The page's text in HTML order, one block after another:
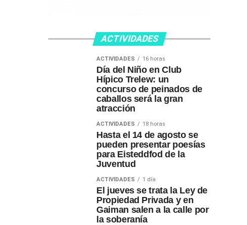
ACTIVIDADES
ACTIVIDADES 16 horas
Día del Niño en Club
Hípico Trelew: un
concurso de peinados de
caballos será la gran
atracción
ACTIVIDADES 18 horas
Hasta el 14 de agosto se
pueden presentar poesías
para Eisteddfod de la
Juventud
ACTIVIDADES 1 día
El jueves se trata la Ley de
Propiedad Privada y en
Gaiman salen a la calle por
la soberanía